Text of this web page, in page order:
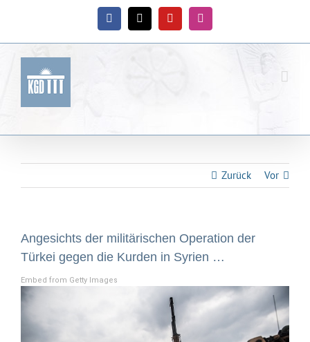
Facebook
X YouTubeInstagram
Zurück Vor
Angesichts der militärischen Operation der
Türkei gegen die Kurden in Syrien …
Embed from Getty Images